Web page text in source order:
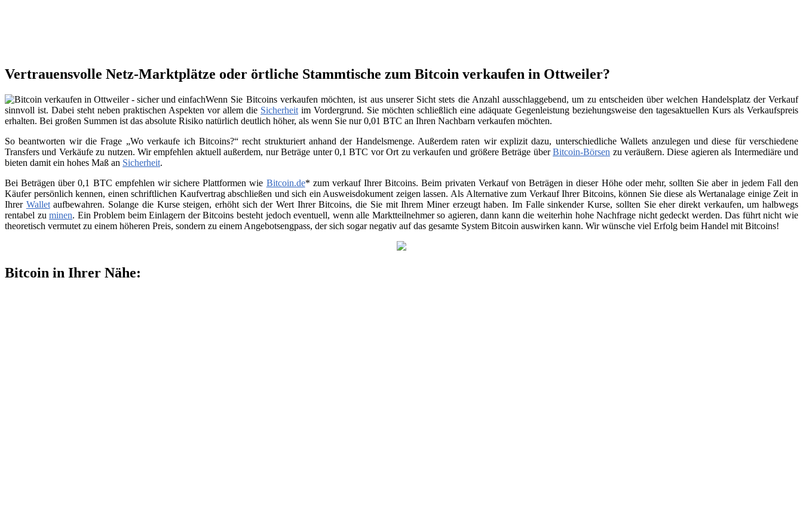
Vertrauensvolle Netz-Marktplätze oder örtliche Stammtische zum Bitcoin verkaufen in Ottweiler?
Wenn Sie Bitcoins verkaufen möchten, ist aus unserer Sicht stets die Anzahl ausschlaggebend, um zu entscheiden über welchen Handelsplatz der Verkauf
sinnvoll ist. Dabei steht neben praktischen Aspekten vor allem die Sicherheit im Vordergrund. Sie möchten schließlich eine adäquate Gegenleistung beziehungsweise den tagesaktuellen Kurs als Verkaufspreis
erhalten. Bei großen Summen ist das absolute Risiko natürlich deutlich höher, als wenn Sie nur 0,01 BTC an Ihren Nachbarn verkaufen möchten.
So beantworten wir die Frage „Wo verkaufe ich Bitcoins?“ recht strukturiert anhand der Handelsmenge. Außerdem raten wir explizit dazu, unterschiedliche Wallets anzulegen und diese für verschiedene
Transfers und Verkäufe zu nutzen. Wir empfehlen aktuell außerdem, nur Beträge unter 0,1 BTC vor Ort zu verkaufen und größere Beträge überBitcoin-Börsen zu veräußern. Diese agieren als Intermediäre und
bieten damit ein hohes Maß an Sicherheit.
Bei Beträgen über 0,1 BTC empfehlen wir sichere Plattformen wie Bitcoin.de* zum verkauf Ihrer Bitcoins. Beim privaten Verkauf von Beträgen in dieser Höhe oder mehr, sollten Sie aber in jedem Fall den
Käufer persönlich kennen, einen schriftlichen Kaufvertrag abschließen und sich ein Ausweisdokument zeigen lassen. Als Alternative zum Verkauf Ihrer Bitcoins, können Sie diese als Wertanalage einige Zeit in
Ihrer Walletaufbewahren. Solange die Kurse steigen, erhöht sich der Wert Ihrer Bitcoins, die Sie mit Ihrem Miner erzeugt haben. Im Falle sinkender Kurse, sollten Sie eher direkt verkaufen, um halbwegs
rentabel zuminen. Ein Problem beim Einlagern der Bitcoins besteht jedoch eventuell, wenn alle Marktteilnehmer so agieren, dann kann die weiterhin hohe Nachfrage nicht gedeckt werden. Das führt nicht wie
theoretisch vermutet zu einem höheren Preis, sondern zu einem Angebotsengpass, der sich sogar negativ auf das gesamte System Bitcoin auswirken kann. Wir wünsche viel Erfolg beim Handel mit Bitcoins!
Bitcoin in Ihrer Nähe: